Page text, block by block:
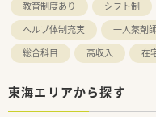
教育制度あり
シフト制
ヘルプ体制充実
一人薬剤
総合科目
高収入 在
東海エリアから探す